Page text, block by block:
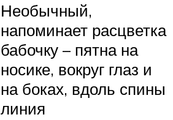
Необычный,
напоминает расцветка
бабочку – пятна на
носике, вокруг глаз и
на боках, вдоль спины
линия